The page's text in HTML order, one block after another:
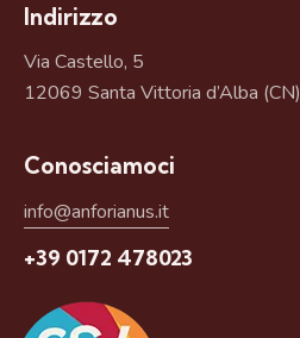
Indirizzo
Via Castello, 5
12069 Santa Vittoria d’Alba (CN)
Conosciamoci
info@anforianus.it
+39 0172 478023